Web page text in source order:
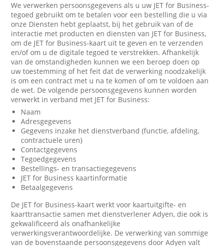
We verwerken persoonsgegevens als u uw JET for Business-
tegoed gebruikt om te betalen voor een bestelling die u via
onze Diensten hebt geplaatst, bij het gebruik van of de
interactie met producten en diensten van JET for Business,
om de JET for Business-kaart uit te geven en te verzenden
en/of om u de digitale tegoed te verstrekken. Afhankelijk
van de omstandigheden kunnen we een beroep doen op
uw toestemming of het feit dat de verwerking noodzakelijk
is om een contract met u na te komen of om te voldoen aan
de wet. De volgende persoonsgegevens kunnen worden
verwerkt in verband met JET for Business:
Naam
Adresgegevens
Gegevens inzake het dienstverband (functie, afdeling,
contractuele uren)
Contactgegevens
Tegoedgegevens
Bestellings- en transactiegegevens
JET for Business kaartinformatie
Betaalgegevens
De JET for Business-kaart werkt voor kaartuitgifte- en
kaarttransactie samen met dienstverlener Adyen, die ook is
gekwalificeerd als onafhankelijke
verwerkingsverantwoordelijke. De verwerking van sommige
van de bovenstaande persoonsgegevens door Adyen valt